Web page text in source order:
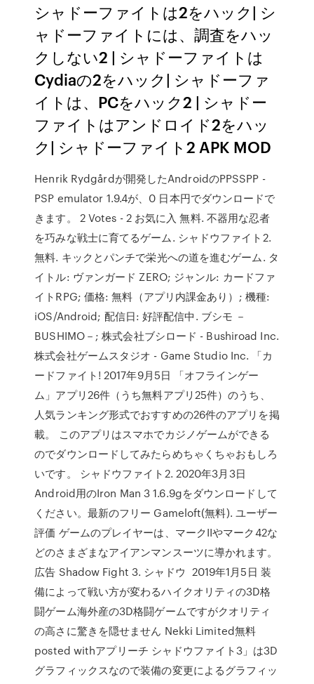
シャドーファイトは2をハック| シ
ャドーファイトには、調査をハッ
クしない2 | シャドーファイトは
Cydiaの2をハック| シャドーファ
イトは、PCをハック2 | シャドー
ファイトはアンドロイド2をハッ
ク| シャドーファイト2 APK MOD
Henrik Rydgårdが開発したAndroidのPPSSPP -
PSP emulator 1.9.4が、0 日本円でダウンロードで
きます。 2 Votes - 2 お気に入 無料. 不器用な忍者
を巧みな戦士に育てるゲーム. シャドウファイト2.
無料. キックとパンチで栄光への道を進むゲーム. タ
イトル: ヴァンガード ZERO; ジャンル: カードファ
イトRPG; 価格: 無料（アプリ内課金あり）; 機種:
iOS/Android; 配信日: 好評配信中. ブシモ －
BUSHIMO－; 株式会社ブシロード - Bushiroad Inc.
株式会社ゲームスタジオ - Game Studio Inc. 「カ
ードファイト! 2017年9月5日 「オフラインゲー
ム」アプリ26件（うち無料アプリ25件）のうち、
人気ランキング形式でおすすめの26件のアプリを掲
載。 このアプリはスマホでカジノゲームができる
のでダウンロードしてみたらめちゃくちゃおもしろ
いです。 シャドウファイト2. 2020年3月3日
Android用のIron Man 3 1.6.9gをダウンロードして
ください。最新のフリー Gameloft(無料). ユーザー
評価 ゲームのプレイヤーは、マークIIやマーク42な
どのさまざまなアイアンマンスーツに導かれます。
広告 Shadow Fight 3. シャドウ 2019年1月5日 装
備によって戦い方が変わるハイクオリティの3D格
闘ゲーム海外産の3D格闘ゲームですがクオリティ
の高さに驚きを隠せません Nekki Limited無料
posted withアプリーチ シャドウファイト3」は3D
グラフィックスなので装備の変更によるグラフィッ